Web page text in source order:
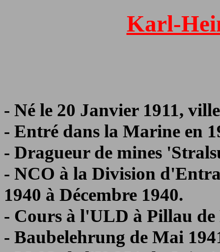
Karl-
- Né le 20 Janvier 1911,
- Entré dans la Marine en
- Dragueur de mines
- NCO à la Division
1940 à Décembre 1940.
- Cours à l'ULD à Pillau de
- Baubelehrung de Mai